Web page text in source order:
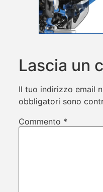
Lascia un
Il tuo indirizzo email
obbligatori sono
Commento *